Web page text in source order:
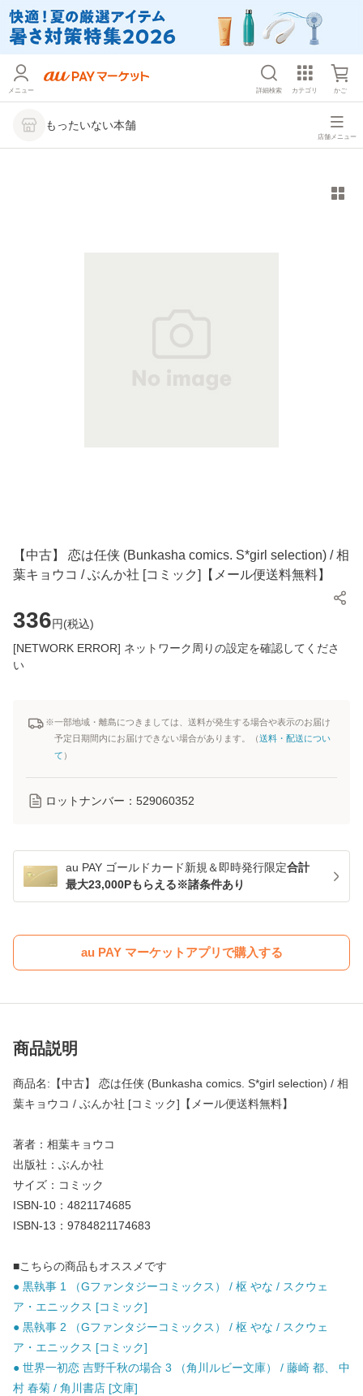
メニュー 詳細検索 カテゴリ かご
もったいない本舗
店舗メニュー
【中古】 恋は任侠 (Bunkasha comics. S*girl selection) / 相
葉キョウコ / ぶんか社 [コミック]【メール便送料無料】
336円(税込)
[NETWORK ERROR] ネットワーク周りの設定を確認してくださ
い
※一部地域・離島につきましては、送料が発生する場合や表示のお届け
予定日期間内にお届けできない場合があります。（送料・配送につい
て ）
ロットナンバー： 529060352
au PAY ゴールドカード新規＆即時発行限定合計
最大23,000Pもらえる※諸条件あり
au PAY マーケットアプリで購入する
商品説明
商品名:【中古】 恋は任侠 (Bunkasha comics. S*girl selection) / 相
葉キョウコ / ぶんか社 [コミック]【メール便送料無料】
著者：相葉キョウコ
出版社：ぶんか社
サイズ：コミック
ISBN-10：4821174685
ISBN-13：9784821174683
■こちらの商品もオススメです
● 黒執事 1 （Gファンタジーコミックス） / 枢 やな / スクウェ
ア・エニックス [コミック]
● 黒執事 2 （Gファンタジーコミックス） / 枢 やな / スクウェ
ア・エニックス [コミック]
● 世界一初恋 吉野千秋の場合 3 （角川ルビー文庫） / 藤崎 都、 中
村 春菊 / 角川書店 [文庫]